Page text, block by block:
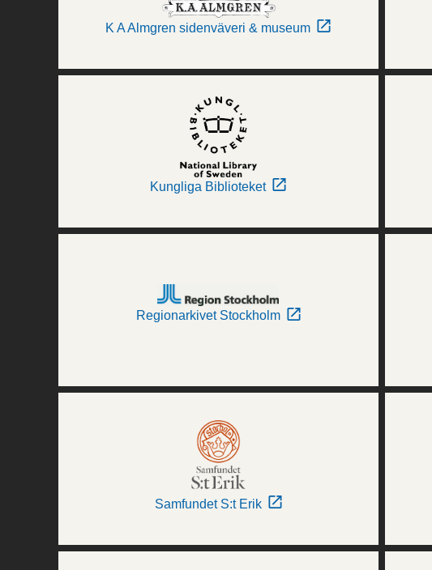
K A Almgren sidenväveri & museum
Kungliga Biblioteket
Regionarkivet Stockholm
Samfundet S:t Erik